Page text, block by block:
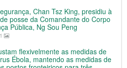
Chan Tsz King, presidiu à
posse da Comandante do Corpo
Pública, Ng Sou Peng
flexivelmente as medidas de
Ébola, mantendo as medidas de